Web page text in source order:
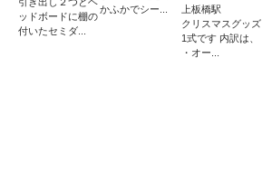
ッドボードに棚の
付いたセミダ...
かふかでシー...
上板橋駅
クリスマスグッズ
1式です 内訳は、
・オー...